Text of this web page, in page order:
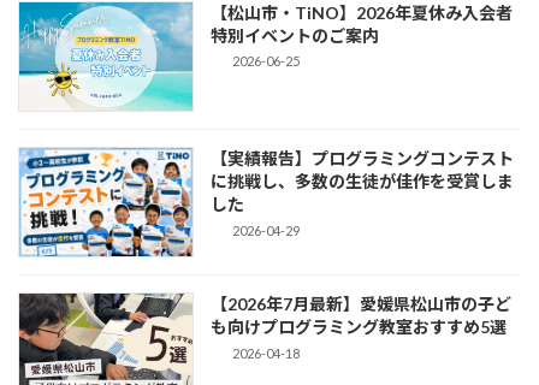
【松山市・TiNO】2026年夏休み入会者
特別イベントのご案内
2026-06-25
【実績報告】プログラミングコンテスト
に挑戦し、多数の生徒が佳作を受賞しま
した
2026-04-29
【2026年7月最新】愛媛県松山市の子ど
も向けプログラミング教室おすすめ5選
2026-04-18